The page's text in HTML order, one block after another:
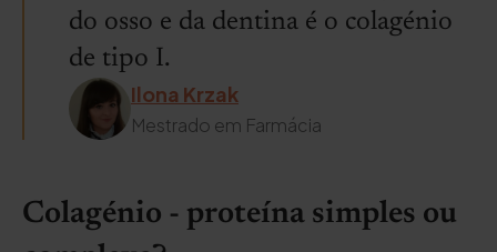
do osso e da dentina é o colagénio
de tipo I.
Ilona Krzak
Mestrado em Farmácia
Colagénio - proteína simples ou